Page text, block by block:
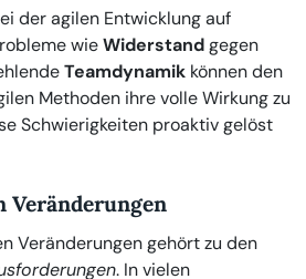
der agilen Entwicklung auf
wieWiderstandgegen
Teamdynamik können den
Methoden ihre volle Wirkung zu
Schwierigkeiten proaktiv gelöst
Veränderungen
Veränderungen gehört zu den
. In vielen